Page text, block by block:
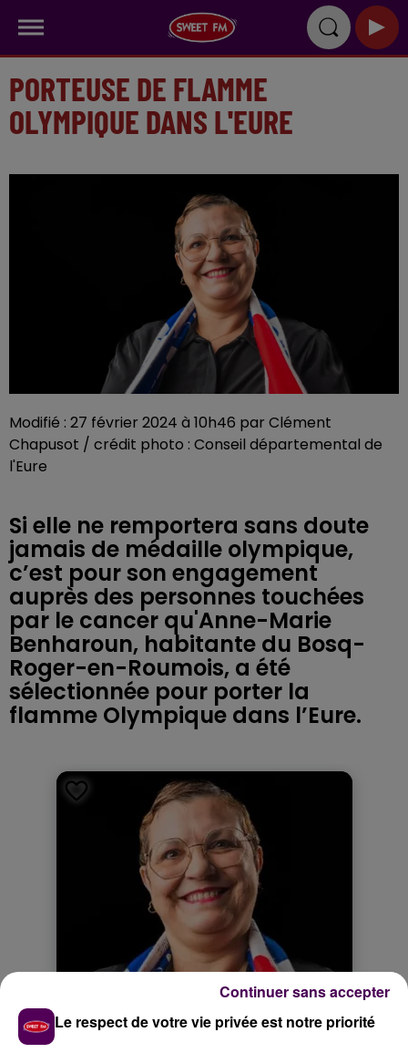
PORTEUSE DE FLAMME
OLYMPIQUE DANS L'EURE
Modifié : 27 février 2024 à 10h46 par Clément
Chapusot / crédit photo : Conseil départemental de
l'Eure
Si elle ne remportera sans doute
jamais de médaille olympique,
c’est pour son engagement
auprès des personnes touchées
par le cancer qu'Anne-Marie
Benharoun, habitante du Bosq-
Roger-en-Roumois, a été
sélectionnée pour porter la
flamme Olympique dans l’Eure.
Le respect de votre vie privée est notre priorité
Continuer sans accepter